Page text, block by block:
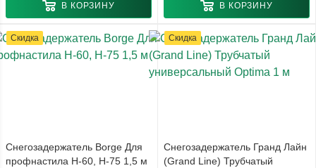
В КОРЗИНУ В КОРЗИНУ
Скидка
Снегозадержатель Borge Для
профнастила Н-60, Н-75 1,5 м
Скидка
Снегозадержатель Гранд Лайн
(Grand Line) Трубчатый